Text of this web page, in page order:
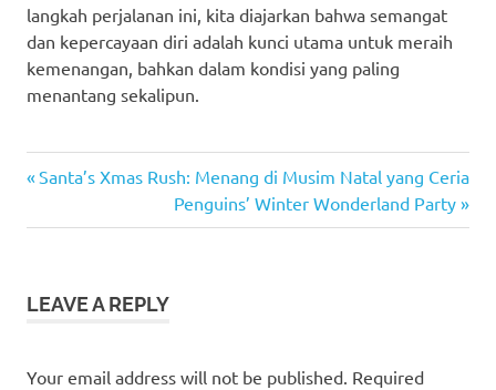
langkah perjalanan ini, kita diajarkan bahwa semangat
dan kepercayaan diri adalah kunci utama untuk meraih
kemenangan, bahkan dalam kondisi yang paling
menantang sekalipun.
slot
Post
navigation
Previous
Santa’s Xmas Rush: Menang di Musim Natal yang Ceria
Next
Post:
Penguins’ Winter Wonderland Party
LEAVE A REPLY
Your email address will not be published. Required